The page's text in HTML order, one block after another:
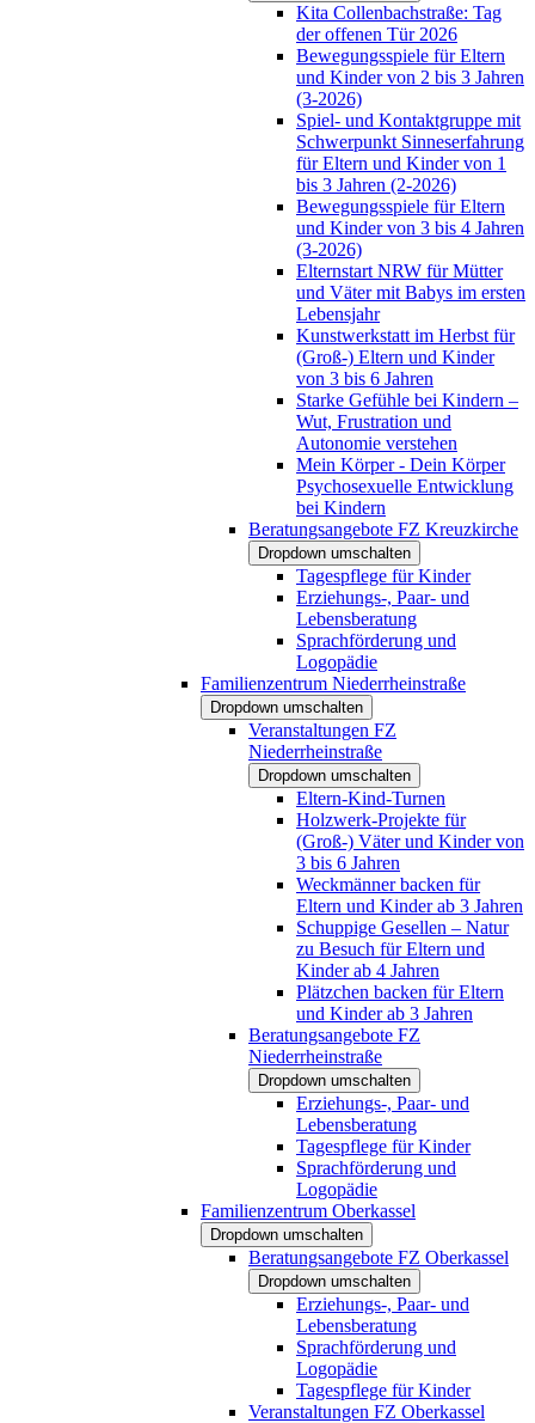
Kita Collenbachstraße: Tag
der offenen Tür 2026
Bewegungsspiele für Eltern
und Kinder von 2 bis 3 Jahren
(3-2026)
Spiel- und Kontaktgruppe mit
Schwerpunkt Sinneserfahrung
für Eltern und Kinder von 1
bis 3 Jahren (2-2026)
Bewegungsspiele für Eltern
und Kinder von 3 bis 4 Jahren
(3-2026)
Elternstart NRW für Mütter
und Väter mit Babys im ersten
Lebensjahr
Kunstwerkstatt im Herbst für
(Groß-) Eltern und Kinder
von 3 bis 6 Jahren
Starke Gefühle bei Kindern –
Wut, Frustration und
Autonomie verstehen
Mein Körper - Dein Körper
Psychosexuelle Entwicklung
bei Kindern
Beratungsangebote FZ Kreuzkirche
Dropdown umschalten
Tagespflege für Kinder
Erziehungs-, Paar- und
Lebensberatung
Sprachförderung und
Logopädie
Familienzentrum Niederrheinstraße
Dropdown umschalten
Veranstaltungen FZ
Niederrheinstraße
Dropdown umschalten
Eltern-Kind-Turnen
Holzwerk-Projekte für
(Groß-) Väter und Kinder von
3 bis 6 Jahren
Weckmänner backen für
Eltern und Kinder ab 3 Jahren
Schuppige Gesellen – Natur
zu Besuch für Eltern und
Kinder ab 4 Jahren
Plätzchen backen für Eltern
und Kinder ab 3 Jahren
Beratungsangebote FZ
Niederrheinstraße
Dropdown umschalten
Erziehungs-, Paar- und
Lebensberatung
Tagespflege für Kinder
Sprachförderung und
Logopädie
Familienzentrum Oberkassel
Dropdown umschalten
Beratungsangebote FZ Oberkassel
Dropdown umschalten
Erziehungs-, Paar- und
Lebensberatung
Sprachförderung und
Logopädie
Tagespflege für Kinder
Veranstaltungen FZ Oberkassel